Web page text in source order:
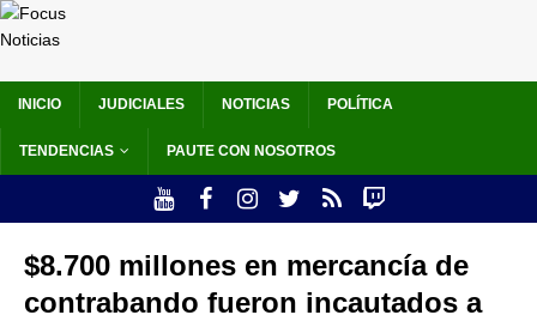
INICIO JUDICIALES NOTICIAS POLÍTICA
TENDENCIAS PAUTE CON NOSOTROS
$8.700 millones en mercancía de
contrabando fueron incautados a